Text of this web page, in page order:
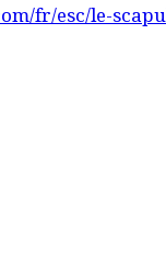
fr/esc/le-